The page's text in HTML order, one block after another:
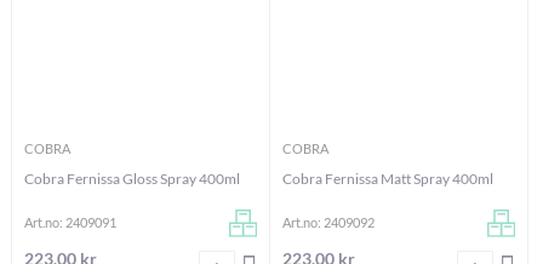
COBRA
Cobra Fernissa Gloss Spray 400ml
Art.no: 2409091
223,00 kr
COBRA
Cobra Fernissa Matt Spray 400ml
Art.no: 2409092
223,00 kr